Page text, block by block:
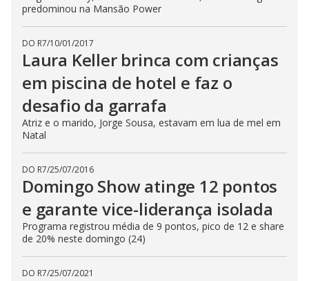
predominou na Mansão Power
DO R7/10/01/2017
Laura Keller brinca com crianças
em piscina de hotel e faz o
desafio da garrafa
Atriz e o marido, Jorge Sousa, estavam em lua de mel em
Natal
DO R7/25/07/2016
Domingo Show atinge 12 pontos
e garante vice-liderança isolada
Programa registrou média de 9 pontos, pico de 12 e share
de 20% neste domingo (24)
DO R7/25/07/2021